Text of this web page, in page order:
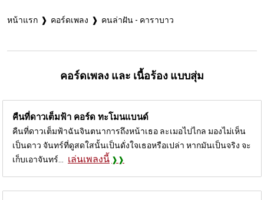
หน้าแรก คอร์ดเพลง คนล่าฝัน - คาราบาว
คอร์ดเพลง และ เนื้อร้อง แบบสุ่ม
คืนที่ดาวเต็มฟ้า คอร์ด ทะโมนแบนด์
คืนที่ดาวเต็มฟ้าฉันจินตนาการถึงหน้าเธอ ละเมอไปไกล มองไม่เห็น
เป็นดาว จันทร์ที่ดูสดใสนั้นเป็นดั่งใจเธอหรือเปล่า หากมันเป็นจริง จะ
เก็บเอาจันทร์...
เล่นเพลงนี้